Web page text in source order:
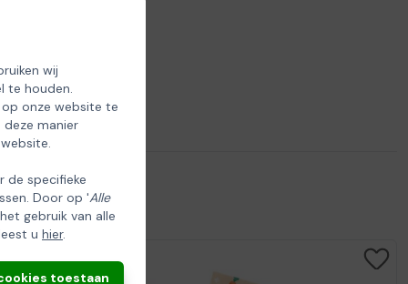
wij
te houden.
onze website te
manier
de specifieke
Door op 'Alle
gebruik van alle
u hier.
toestaan